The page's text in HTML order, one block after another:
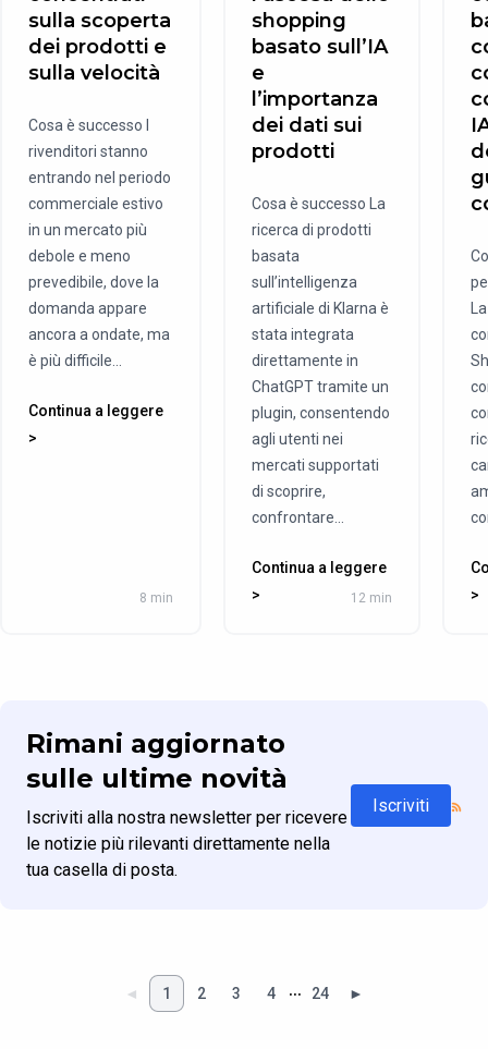
sulla scoperta
dei prodotti e
sulla velocità
Cosa è successo I
rivenditori stanno
entrando nel periodo
commerciale estivo
in un mercato più
debole e meno
prevedibile, dove la
domanda appare
ancora a ondate, ma
è più difficile...
Continua a leggere
>
8 min
shopping
basato sull’IA
e
l’importanza
dei dati sui
prodotti
Cosa è successo La
ricerca di prodotti
basata
sull’intelligenza
artificiale di Klarna è
stata integrata
direttamente in
ChatGPT tramite un
plugin, consentendo
agli utenti nei
mercati supportati
di scoprire,
confrontare...
Continua a leggere
>
12 min
>
Rimani aggiornato
sulle ultime novità
Iscriviti alla nostra newsletter per ricevere
le notizie più rilevanti direttamente nella
tua casella di posta.
Iscriviti
◄ 1 2 3 4 … 24 ►